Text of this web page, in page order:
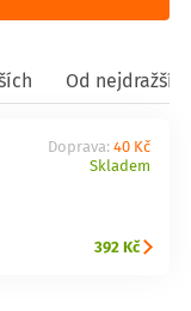
Od
Doprava: 40 Kč
Skladem
392 Kč